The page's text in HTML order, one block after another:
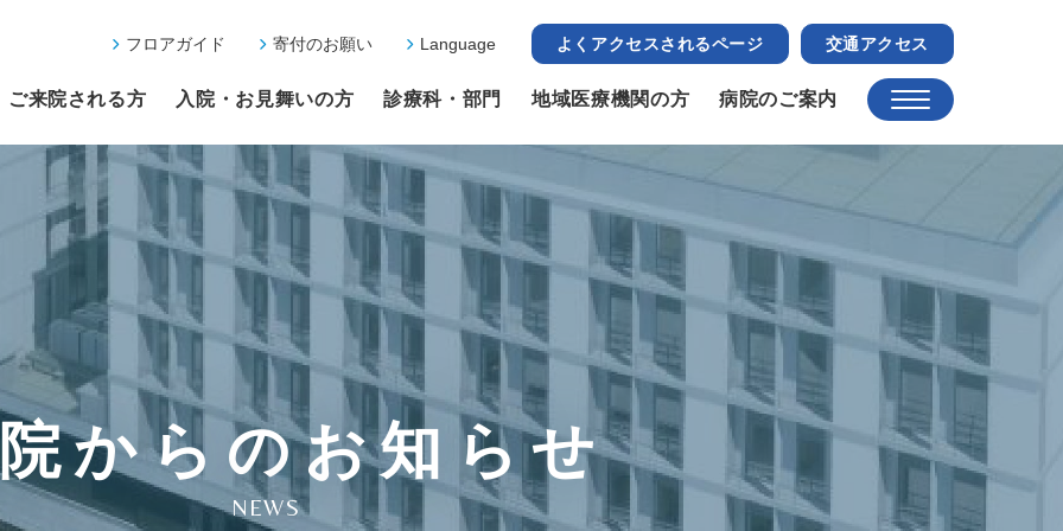
フロアガイド 寄付のお願い Language よくアクセスされるページ 交通アクセス
ご来院される方 入院・お見舞いの方 診療科・部門 地域医療機関の方 病院のご案内
からのお知らせ
NEWS